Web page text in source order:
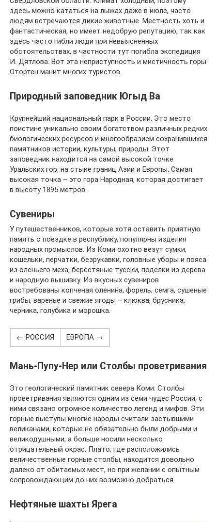
здесь можно кататься на лыжах даже в июле, часто
людям встречаются дикие животные. Местность хоть и
фантастическая, но имеет недобрую репутацию, так как
здесь часто гибли люди при невыясненных
обстоятельствах, в частности тут погибла экспедиция
И. Дятлова. Вот эта неприступность и мистичность горы
Отортен манит многих туристов.
Природный заповедник Югыд Ва
Крупнейший национальный парк в России. Это место
поистине уникально своим богатством различных редких
биологических ресурсов и многообразием сохранившихся
памятников истории, культуры, природы. Этот
заповедник находится на самой высокой точке
Уральских гор, на стыке границ Азии и Европы. Самая
высокая точка – это гора Народная, которая достигает
в высоту 1895 метров.
Сувениры
У путешественников, которые хотя оставить приятную
память о поездке в республику, популярны изделия
народных промыслов. Из Коми охотно везут сумки,
кошельки, перчатки, безрукавки, головные уборы и пояса
из оленьего меха, берестяные туески, поделки из дерева
и народную вышивку. Из вкусных сувениров
востребованы копченая оленина, форель, семга, сушеные
грибы, варенье и свежие ягоды – клюква, брусника,
черника, голубика и морошка.
← РОССИЯ ЕВРОПА →
Мань-Пупу-Нер или Столбы проветривания
Это геологический памятник севера Коми. Столбы
проветривания являются одним из семи чудес России, с
ними связано огромное количество легенд и мифов. Эти
горные выступы многие народы считали застывшими
великанами, которые не обязательно были добрыми и
великодушными, а больше носили несколько
отрицательный окрас. Плато, где расположились
величественные горные столбы, находится довольно
далеко от обитаемых мест, но при желании с опытным
сопровождающим до них возможно добраться.
Нефтяные шахты Ярега